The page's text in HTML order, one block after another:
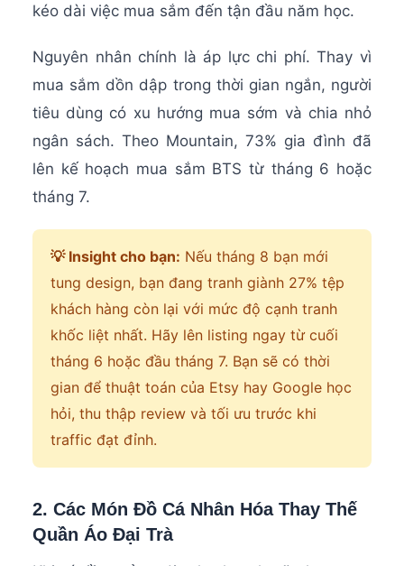
kéo dài việc mua sắm đến tận đầu năm học.
Nguyên nhân chính là áp lực chi phí. Thay vì
mua sắm dồn dập trong thời gian ngắn, người
tiêu dùng có xu hướng mua sớm và chia nhỏ
ngân sách. Theo Mountain, 73% gia đình đã
lên kế hoạch mua sắm BTS từ tháng 6 hoặc
tháng 7.
💡 Insight cho bạn: Nếu tháng 8 bạn mới
tung design, bạn đang tranh giành 27% tệp
khách hàng còn lại với mức độ cạnh tranh
khốc liệt nhất. Hãy lên listing ngay từ cuối
tháng 6 hoặc đầu tháng 7. Bạn sẽ có thời
gian để thuật toán của Etsy hay Google học
hỏi, thu thập review và tối ưu trước khi
traffic đạt đỉnh.
2. Các Món Đồ Cá Nhân Hóa Thay Thế
Quần Áo Đại Trà